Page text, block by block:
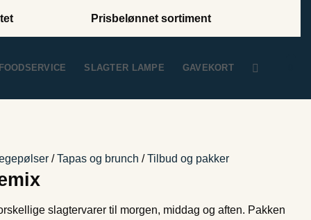
Prisbelønnet sortiment
FOODSERVICE SLAGTER LAMPE GAVEKORT
/Tapas og brunch /Tilbud og pakker
slagtervarer til morgen, middag og aften. Pakken